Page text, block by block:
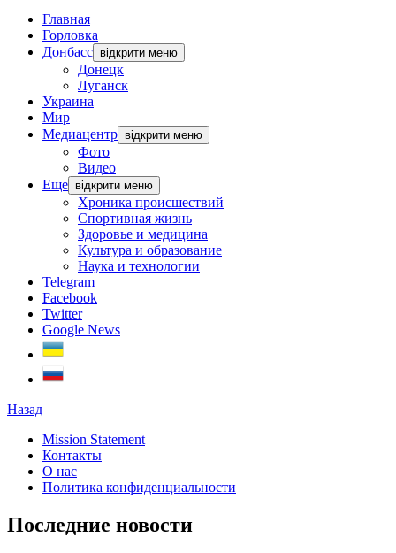
Главная
Горловка
Донбасс відкрити меню
Донецк
Луганск
Украина
Мир
Медиацентр відкрити меню
Фото
Видео
Еще відкрити меню
Хроника происшествий
Спортивная жизнь
Здоровье и медицина
Культура и образование
Наука и технологии
Telegram
Facebook
Twitter
Google News
Назад
Mission Statement
Контакты
О нас
Политика конфиденциальности
Последние новости